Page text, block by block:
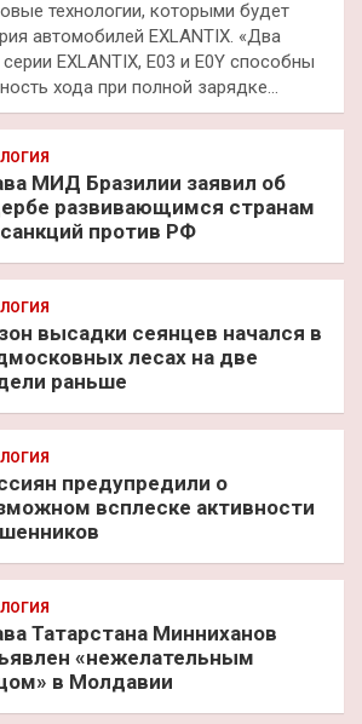
технологии, которыми будет
автомобилей EXLANTIX. «Два
EXLANTIX, E03 и E0Y способны
хода при полной зарядке…
МИД Бразилии заявил об
развивающимся странам
против РФ
высадки сеянцев начался в
лесах на две
раньше
предупредили о
всплеске активности
Татарстана Минниханов
«нежелательным
в Молдавии